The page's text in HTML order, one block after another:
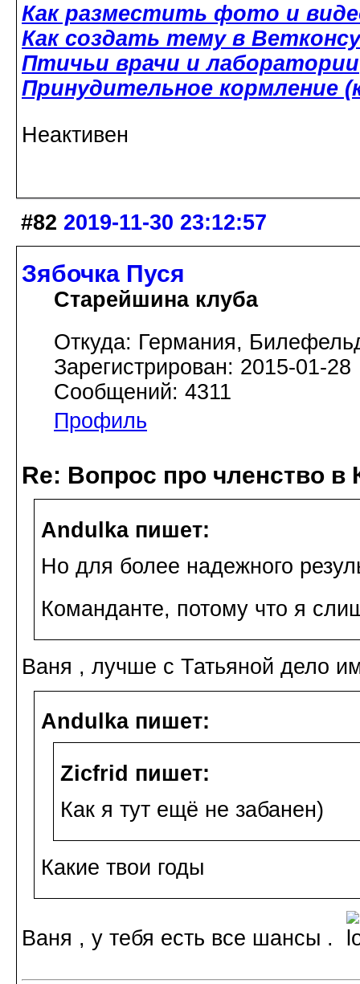
Как разместить фото и
Как создать тему в
Птичьи врачи и лаборатории
Принудительное кормление
Неактивен
#82 2019-11-30 23:12:57
Зябочка Пуся
Старейшина клуба
Откуда: Германия,
Зарегистрирован: 2015-01-28
Сообщений: 4311
Профиль
Re: Вопрос про членство в
Andulka пишет:
Но для более надежного
Команданте, потому что я
Ваня , лучше с Татьяной дело
Andulka пишет:
Zicfrid пишет:
Как я тут ещё не забанен)
Какие твои годы
Ваня , у тебя есть все шансы .